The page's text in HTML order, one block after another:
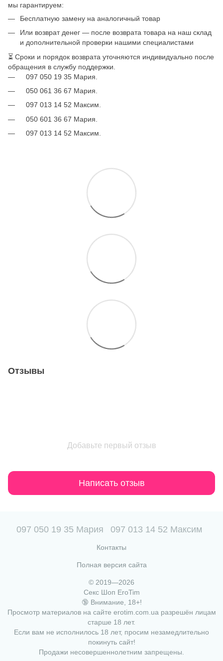
мы гарантируем:
Бесплатную замену на аналогичный товар
Или возврат денег — после возврата товара на наш склад
и дополнительной проверки нашими специалистами
⏳ Сроки и порядок возврата уточняются индивидуально после
обращения в службу поддержки.
097 050 19 35 Мария.
050 061 36 67 Мария.
097 013 14 52 Максим.
050 601 36 67 Мария.
097 013 14 52 Максим.
Отзывы
Добавьте первый отзыв
Написать отзыв
097 050 19 35 Мария 097 013 14 52 Максим
Контакты
Полная версия сайта
© 2019—2026
Секс Шоп EroTim
🔞 Внимание, 18+!
Просмотр материалов на сайте erotim.com.ua разрешён лицам
старше 18 лет.
Если вам не исполнилось 18 лет, просим незамедлительно
покинуть сайт!
Продажи несовершеннолетним запрещены.